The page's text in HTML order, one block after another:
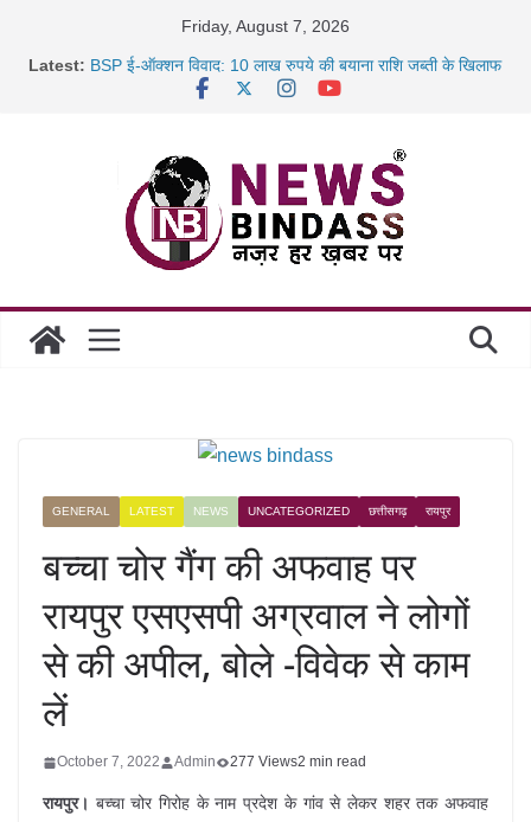
Friday, August 7, 2026
Latest: BSP ई-ऑक्शन विवाद: 10 लाख रुपये की बयाना राशि जब्ती के खिलाफ
साइबर ठगी पर दुर्ग पुलिस का बड़ा एक्शन: 13 म्यूल बैंक खाताधारक
गिरफ्तार
GENERAL LATEST NEWS UNCATEGORIZED छत्तीसगढ़ रायपुर
बच्चा चोर गैंग की अफवाह पर
रायपुर एसएसपी अग्रवाल ने लोगों
से की अपील, बोले -विवेक से काम
लें
October 7, 2022 Admin 277 Views2 min read
रायपुर। बच्चा चोर गिरोह के नाम प्रदेश के गांव से लेकर शहर तक अफवाह